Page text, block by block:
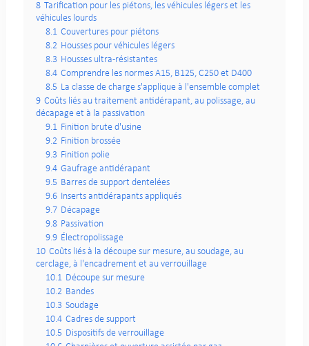
8 Tarification pour les piétons, les véhicules légers et les
véhicules lourds
8.1 Couvertures pour piétons
8.2 Housses pour véhicules légers
8.3 Housses ultra-résistantes
8.4 Comprendre les normes A15, B125, C250 et D400
8.5 La classe de charge s'applique à l'ensemble complet
9 Coûts liés au traitement antidérapant, au polissage, au
décapage et à la passivation
9.1 Finition brute d'usine
9.2 Finition brossée
9.3 Finition polie
9.4 Gaufrage antidérapant
9.5 Barres de support dentelées
9.6 Inserts antidérapants appliqués
9.7 Décapage
9.8 Passivation
9.9 Électropolissage
10 Coûts liés à la découpe sur mesure, au soudage, au
cerclage, à l'encadrement et au verrouillage
10.1 Découpe sur mesure
10.2 Bandes
10.3 Soudage
10.4 Cadres de support
10.5 Dispositifs de verrouillage